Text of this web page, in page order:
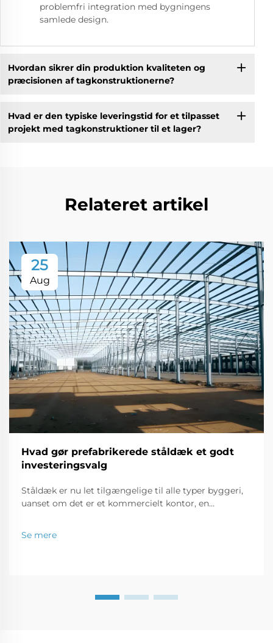
problemfri integration med bygningens
samlede design.
Hvordan sikrer din produktion kvaliteten og
præcisionen af tagkonstruktionerne?
Hvad er den typiske leveringstid for et tilpasset
projekt med tagkonstruktioner til et lager?
Relateret artikel
25
Aug
Hvad gør prefabrikerede ståldæk et godt
investeringsvalg
Ståldæk er nu let tilgængelige til alle typer byggeri,
uanset om det er et kommercielt kontor, en
forretningsinvestering...
Se mere